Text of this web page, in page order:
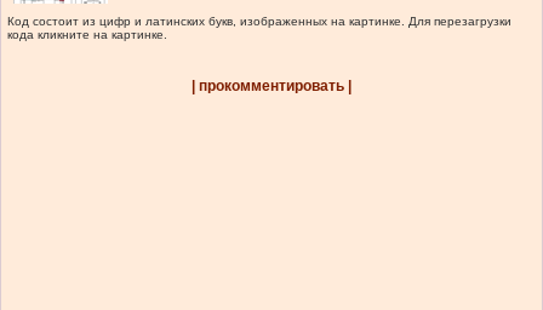
Код состоит из цифр и латинских букв, изображенных на картинке. Для перезагрузки
кода кликните на картинке.
| прокомментировать |